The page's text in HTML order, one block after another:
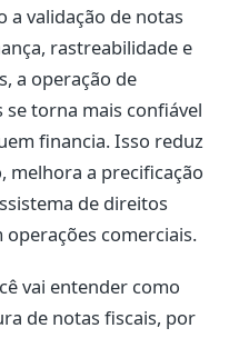
a validação de notas
rastreabilidade e
a operação de
se torna mais confiável
financia. Isso reduz
melhora a precificação
de direitos
comerciais.
vai entender como
de notas fiscais, por